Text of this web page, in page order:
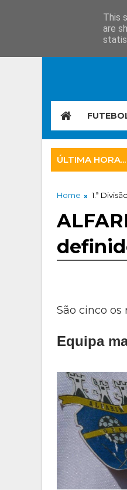
ÚLTIMA HORA...
Home 1.ª
São cinco os
Equipa
This
are